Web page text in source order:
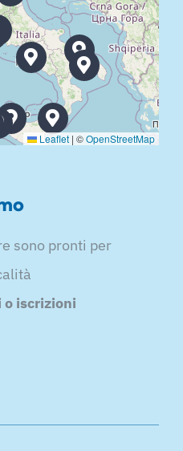
Leaflet | ©OpenStreetMap
sono pronti per
o iscrizioni